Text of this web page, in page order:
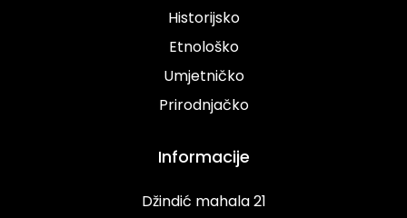
Historijsko
Etnološko
Umjetničko
Prirodnjačko
Informacije
Džindić mahala 21